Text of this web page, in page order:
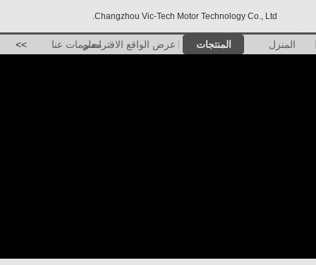
Changzhou Vic-Tech Motor Technology Co., Ltd.
المنزل المنتجات عرض الواقع الافتراضيمعلومات عنا >>